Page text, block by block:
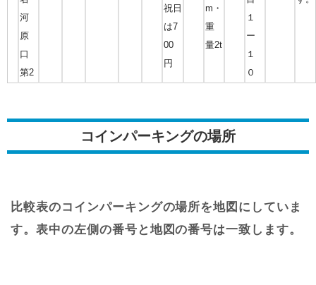
河
原
口
第2
祝日
は7
00
円
m・
重
量2t
１
ー
１
０
コインパーキングの場所
比較表のコインパーキングの場所を地図にしていま
す。表中の左側の番号と地図の番号は一致します。